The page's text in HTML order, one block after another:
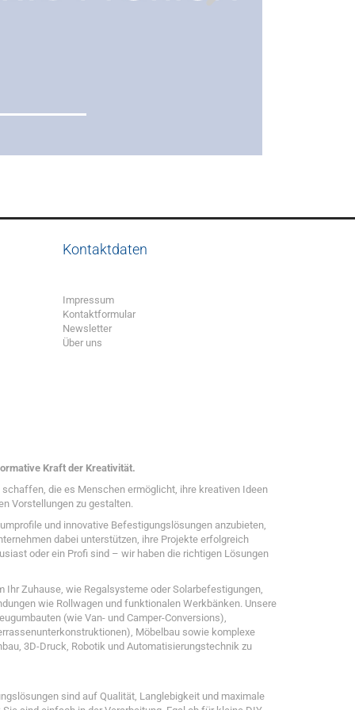
Kontaktdaten
Impressum
Kontaktformular
Newsletter
Über uns
Kraft der Kreativität.
die es Menschen ermöglicht, ihre kreativen Ideen
Vorstellungen zu gestalten.
und innovative Befestigungslösungen anzubieten,
dabei unterstützen, ihre Projekte erfolgreich
oder ein Profi sind – wir haben die richtigen Lösungen
Ihr Zuhause, wie Regalsysteme oder Solarbefestigungen,
wie Rollwagen und funktionalen Werkbänken. Unsere
(wie Van- und Camper-Conversions),
Möbelbau sowie komplexe
3D-Druck, Robotik und Automatisierungstechnik zu
sind auf Qualität, Langlebigkeit und maximale